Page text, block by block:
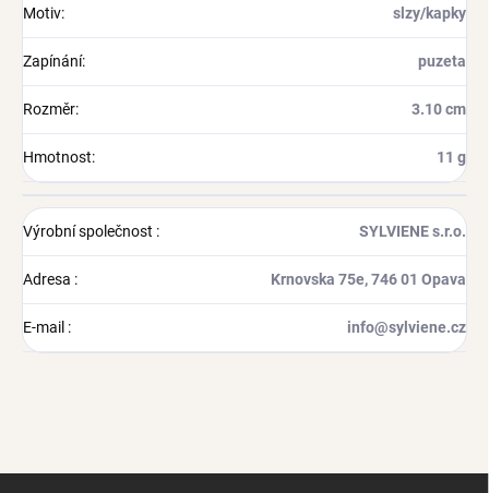
Motiv: slzy/kapky
Zapínání: puzeta
Rozměr: 3.10 cm
Hmotnost: 11 g
Výrobní společnost : SYLVIENE s.r.o.
Adresa : Krnovska 75e, 746 01 Opava
E-mail : info@sylviene.cz